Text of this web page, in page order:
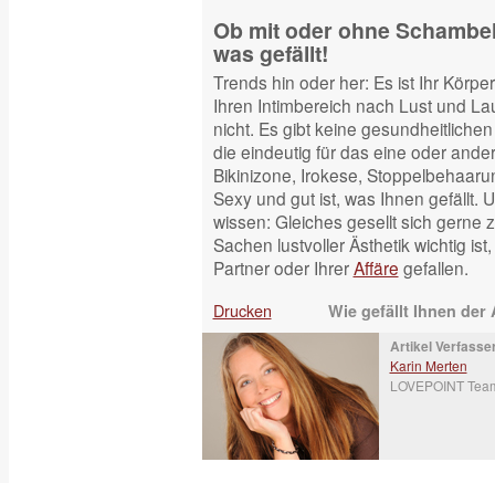
Ob mit oder ohne
was gefällt!
Trends hin oder her: Es ist Ihr
Ihren Intimbereich nach Lust und
nicht. Es gibt keine
die eindeutig für das eine oder
Bikinizone, Irokese,
Sexy und gut ist, was Ihnen gefällt.
wissen: Gleiches gesellt sich gerne
Sachen lustvoller Ästhetik wichtig
Partner oder IhrerAffäre gefallen.
Drucken Wie gefällt Ihnen der
Artikel
Karin Merten
LOVEPOINT